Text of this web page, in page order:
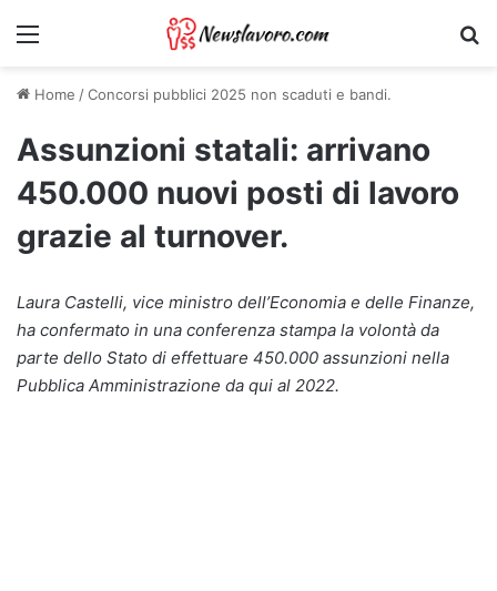
Menu
Home /Concorsi pubblici 2025 non scaduti e bandi.
Assunzioni statali: arrivano
450.000 nuovi posti di lavoro
grazie al turnover.
Laura Castelli, vice ministro dell’Economia e delle Finanze,
ha confermato in una conferenza stampa la volontà da
parte dello Stato di effettuare 450.000 assunzioni nella
Pubblica Amministrazione da qui al 2022.